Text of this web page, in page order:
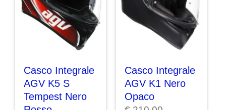
Casco Integrale
AGV K5 S
Tempest Nero
Casco Integrale
AGV K1 Nero
Opaco